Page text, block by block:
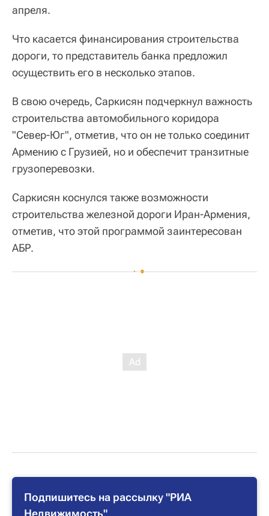
апреля.
Что касается финансирования строительства
дороги, то представитель банка предложил
осуществить его в несколько этапов.
В свою очередь, Саркисян подчеркнул важность
строительства автомобильного коридора
"Север-Юг", отметив, что он не только соединит
Армению с Грузией, но и обеспечит транзитные
грузоперевозки.
Саркисян коснулся также возможности
строительства железной дороги Иран-Армения,
отметив, что этой программой заинтересован
АБР.
Подпишитесь на рассылку "РИА
Недвижимость"